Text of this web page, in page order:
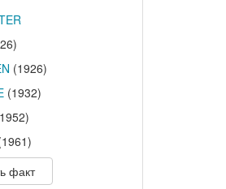
(1926)
(1932)
факт